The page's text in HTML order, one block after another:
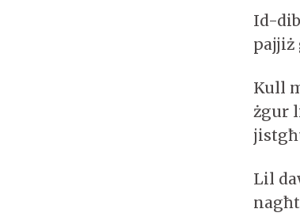
Id-
pajjiż
Kull
żgur
Lil